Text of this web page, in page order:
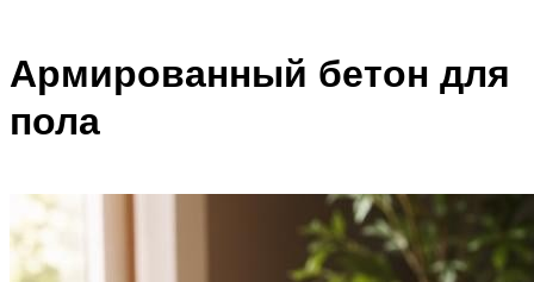
Армированный бетон для
пола